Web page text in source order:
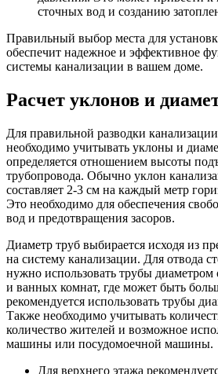
сточных вод и созданию
Правильный выбор места для
обеспечит надежное и эффективное
системы канализации в вашем доме.
Расчет уклонов и
Для правильной разводки
необходимо учитывать уклоны и
определяется отношением высоты
трубопровода. Обычно уклон
составляет 2-3 см на каждый метр
Это необходимо для обеспечения
вод и предотвращения засоров.
Диаметр труб выбирается исходя из
на систему канализации. Для отвода
нужно использовать трубы
и ванных комнат, где может быть
рекомендуется использовать трубы
Также необходимо учитывать
количество жителей и возможное
машины или посудомоечной машины.
Для верхнего этажа